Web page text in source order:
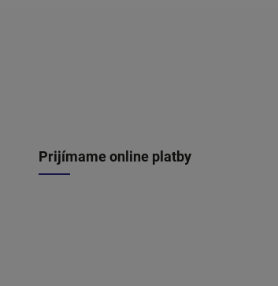
Prijímame online platby